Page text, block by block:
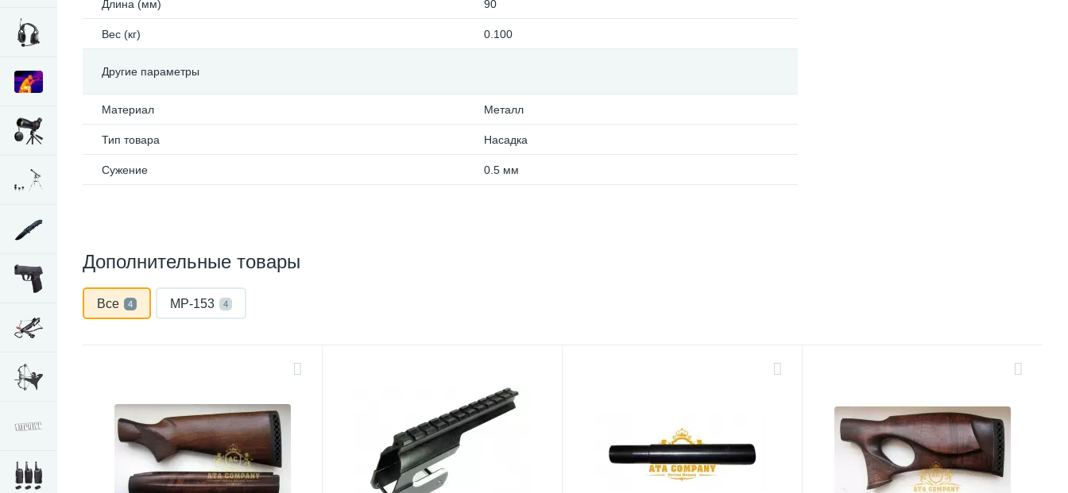
Длина (мм) 90
Вес (кг) 0.100
Другие параметры
Материал Металл
Тип товара Насадка
Сужение 0.5 мм
Дополнительные товары
Все 4 МР-153 4